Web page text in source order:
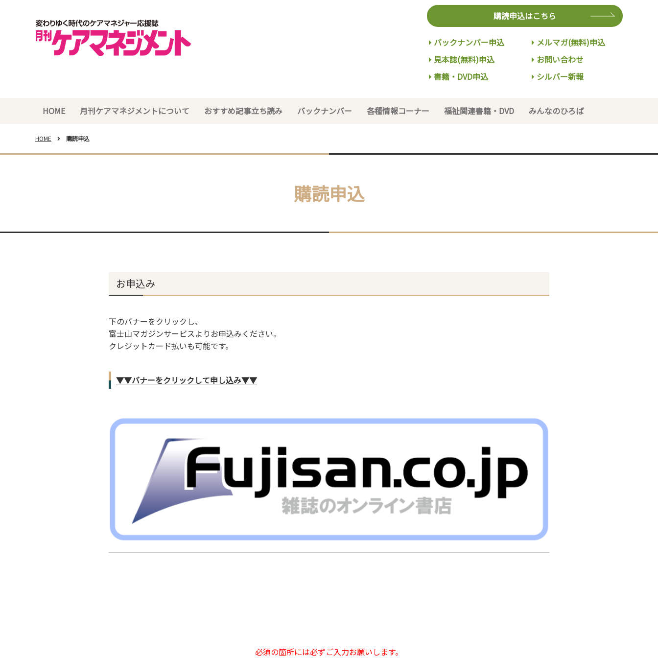
購読申込はこちら
バックナンバー申込
見本誌(無料)申込
書籍・DVD申込
メルマガ(無料)申込
お問い合わせ
シルバー新報
HOME 月刊ケアマネジメントについて おすすめ記事立ち読み バックナンバー 各種情報コーナー 福祉関連書籍・DVD みんなのひろば
HOME 購読申込
購読申込
お申込み
下のバナーをクリックし、
富士山マガジンサービスよりお申込みください。
クレジットカード払いも可能です。
▼▼バナーをクリックして申し込み▼▼
必須の箇所には必ずご入力お願いします。